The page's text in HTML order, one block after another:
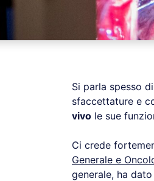
Si parla spesso di
sfaccettature e
vivo le sue
Ci crede
Generale e
generale, ha